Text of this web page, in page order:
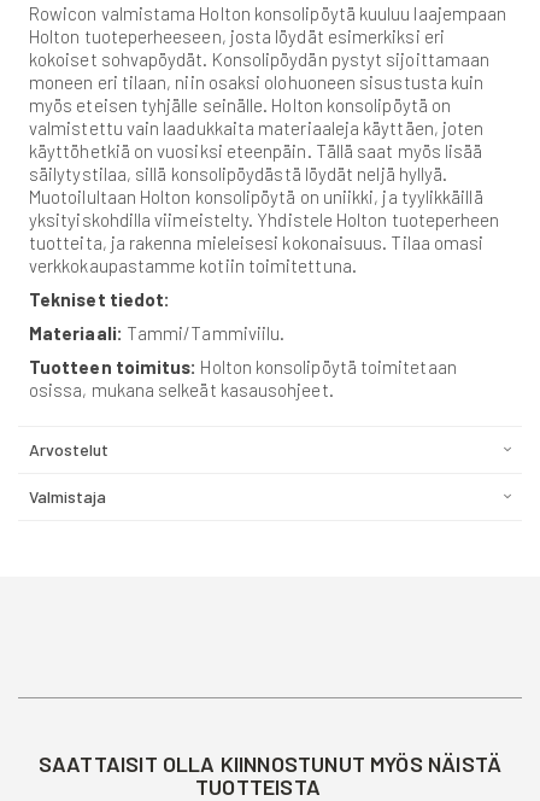
Rowicon valmistama Holton konsolipöytä kuuluu laajempaan
Holton tuoteperheeseen, josta löydät esimerkiksi eri
kokoiset sohvapöydät. Konsolipöydän pystyt sijoittamaan
moneen eri tilaan, niin osaksi olohuoneen sisustusta kuin
myös eteisen tyhjälle seinälle. Holton konsolipöytä on
valmistettu vain laadukkaita materiaaleja käyttäen, joten
käyttöhetkiä on vuosiksi eteenpäin. Tällä saat myös lisää
säilytystilaa, sillä konsolipöydästä löydät neljä hyllyä.
Muotoilultaan Holton konsolipöytä on uniikki, ja tyylikkäillä
yksityiskohdilla viimeistelty. Yhdistele Holton tuoteperheen
tuotteita, ja rakenna mieleisesi kokonaisuus. Tilaa omasi
verkkokaupastamme kotiin toimitettuna.
Tekniset tiedot:
Materiaali: Tammi/Tammiviilu.
Tuotteen toimitus: Holton konsolipöytä toimitetaan
osissa, mukana selkeät kasausohjeet.
Arvostelut
Valmistaja
SAATTAISIT OLLA KIINNOSTUNUT MYÖS NÄISTÄ
TUOTTEISTA